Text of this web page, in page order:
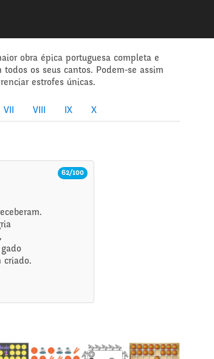
obra épica portuguesa completa e
todos os seus cantos. Podem-se assim
estrofes únicas.
VII VIII IX X
62/100
criado.